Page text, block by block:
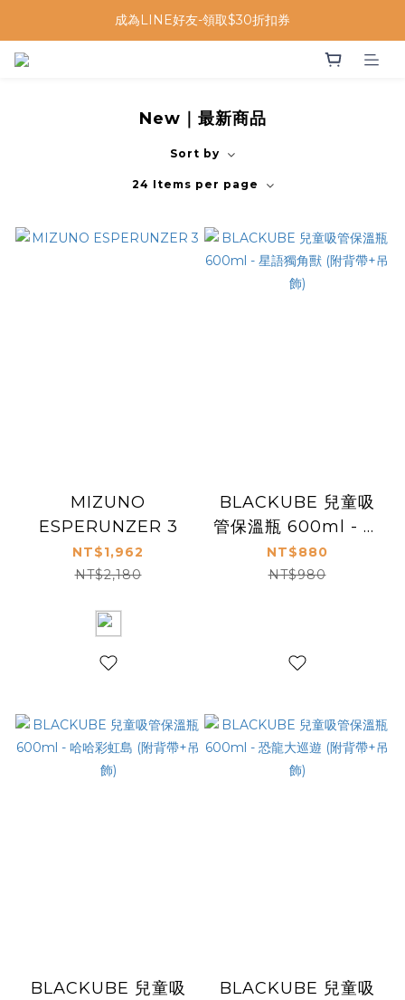
成為LINE好友-領取$30折扣券
New｜最新商品
Sort by
24 Items per page
MIZUNO
ESPERUNZER 3
NT$1,962
NT$2,180
BLACKUBE 兒童吸
管保溫瓶 600ml - 星
語獨角獸 (附背帶+吊
飾)
NT$880
NT$980
BLACKUBE 兒童吸
BLACKUBE 兒童吸